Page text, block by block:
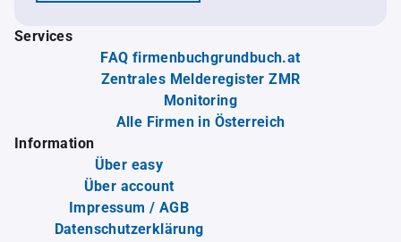
Services
FAQ firmenbuchgrundbuch.at
Zentrales Melderegister ZMR
Monitoring
Alle Firmen in Österreich
Information
Über easy
Über account
Impressum / AGB
Datenschutzerklärung